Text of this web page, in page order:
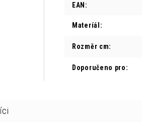
EAN :
Materíál :
Rozměr cm:
Doporučeno pro: